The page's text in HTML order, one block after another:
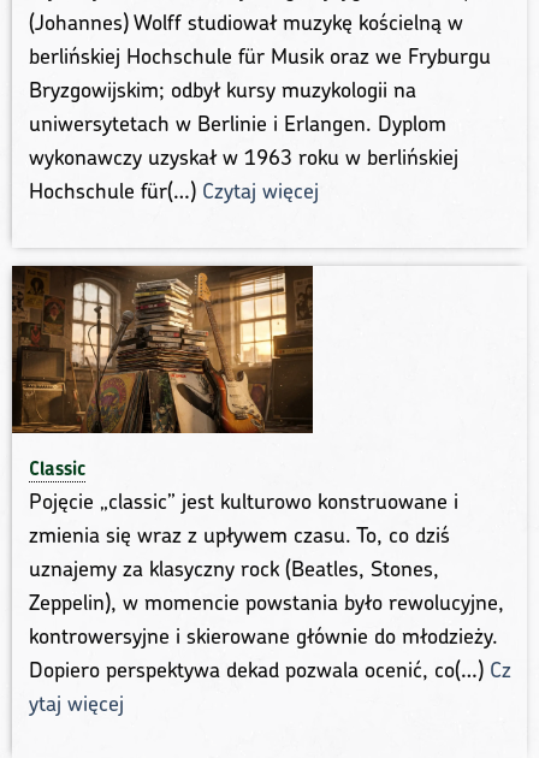
(Johannes) Wolff studiował muzykę kościelną w
berlińskiej Hochschule für Musik oraz we Fryburgu
Bryzgowijskim; odbył kursy muzykologii na
uniwersytetach w Berlinie i Erlangen. Dyplom
wykonawczy uzyskał w 1963 roku w berlińskiej
Hochschule für(…) Czytaj więcej
Classic
Pojęcie „classic” jest kulturowo konstruowane i
zmienia się wraz z upływem czasu. To, co dziś
uznajemy za klasyczny rock (Beatles, Stones,
Zeppelin), w momencie powstania było rewolucyjne,
kontrowersyjne i skierowane głównie do młodzieży.
Dopiero perspektywa dekad pozwala ocenić, co(…) Cz
ytaj więcej